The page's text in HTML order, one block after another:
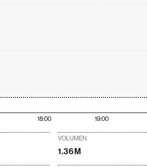
18:00 19:00
VOLUMEN
1.36M